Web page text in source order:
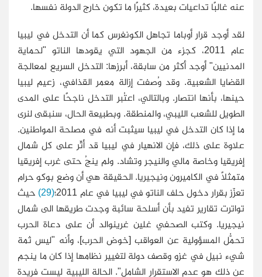
عنه غالبًا تداعيات بعيدة، كثيرًا ما تكون خارج الدولة نفسها.
لقد أوجد قرار أوباما تجاهل الكونغرس كما أن التدخل في ليبيا
عام 2011، كجزء من الجهود التي يقودها الناتو "لحماية
المدنيين" أوجد أكثر من سابقة، أبرزها: التدخل السريع لمعالجة
القضايا الشعبية. وقد وُصفت إزالة معمر القذافي، زعيم ليبيا
حينها، بأنها انتصار. وبالتالي، اعتُبر التدخل ناجحًا على المدى
الطويل للشعب الليبي، والمنطقة. وبطبيعة الحال، سنبقى لنرى
ما إذا كان التدخل في ليبيا سيثبت أنه في مصلحة المواطنين.
علاوة على ذلك، فإن الانهيار في ليبيا قد أثّر على كل شمال
إفريقيا وخاصة مالي والنيجر وتشاد. ولم ينجُ حتى غرب إفريقيا
متمثلاً في الكاميرون ونيجيريا. الحقيقة هي أن وضع بوكو حرام
تعزّز بقرار دخول حلف الناتو في ليبيا في عام 2011؛
(29)
حيث
تواترت تقارير تفيد بأن أسلحة سائبة وجدت طريقها الى شمال
نيجيريا. وكتب الصحفي غلين غرينوالد أن على دعاة الحرب
تحمُّل المسؤولية عن العواقب [خوض الحرب]، وأنه "ليس ثمة
شيء نبيل في غزو وقصف دولة لتغيير نظامها إذا كان ما ينجم
عن ذلك هو عدم الاستقرار الشامل". الحالة الليبية ليست فريدة